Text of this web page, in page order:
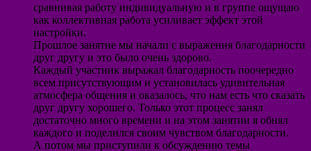
сравнивая работу индивидуальную и в группе ощущаю
как коллективная работа усиливает эффект этой
настройки.
Прошлое занятие мы начали с выражения благодарности
друг другу и это было очень здорово.
Каждый участник выражал благодарность поочередно
всем присутствующим и установилась удивительная
атмосфера общения и оказалось, что нам есть что сказать
друг другу хорошего. Только этот процесс занял
достаточно много времени и на этом занятии я обнял
каждого и поделился своим чувством благодарности.
А потом мы приступили к обсуждению темы